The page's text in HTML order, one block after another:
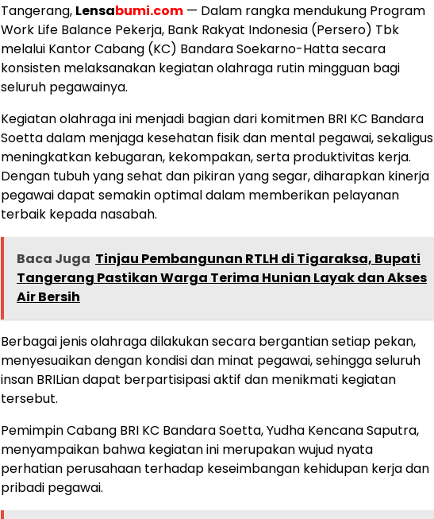
Tangerang, Lensabumi.com — Dalam rangka mendukung Program
Work Life Balance Pekerja, Bank Rakyat Indonesia (Persero) Tbk
melalui Kantor Cabang (KC) Bandara Soekarno-Hatta secara
konsisten melaksanakan kegiatan olahraga rutin mingguan bagi
seluruh pegawainya.
Kegiatan olahraga ini menjadi bagian dari komitmen BRI KC Bandara
Soetta dalam menjaga kesehatan fisik dan mental pegawai, sekaligus
meningkatkan kebugaran, kekompakan, serta produktivitas kerja.
Dengan tubuh yang sehat dan pikiran yang segar, diharapkan kinerja
pegawai dapat semakin optimal dalam memberikan pelayanan
terbaik kepada nasabah.
Baca Juga Tinjau Pembangunan RTLH di Tigaraksa, Bupati
Tangerang Pastikan Warga Terima Hunian Layak dan Akses
Air Bersih
Berbagai jenis olahraga dilakukan secara bergantian setiap pekan,
menyesuaikan dengan kondisi dan minat pegawai, sehingga seluruh
insan BRILian dapat berpartisipasi aktif dan menikmati kegiatan
tersebut.
Pemimpin Cabang BRI KC Bandara Soetta, Yudha Kencana Saputra,
menyampaikan bahwa kegiatan ini merupakan wujud nyata
perhatian perusahaan terhadap keseimbangan kehidupan kerja dan
pribadi pegawai.